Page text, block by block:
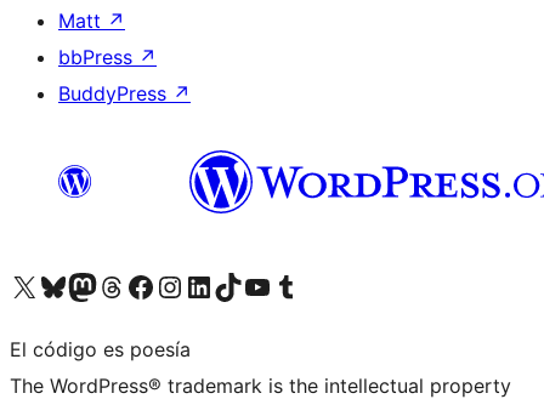
Matt ↗
bbPress ↗
BuddyPress ↗
Visita nuestra cuenta de X (anteriormente Twitter)
Visita nuestra cuenta de Bluesky
Visita nuestra cuenta de Mastodon
Visita nuestra cuenta de Threads
Visita nuestra página de Facebook
Visita nuestra cuenta de Instagram
Visita nuestra cuenta de LinkedIn
Visita nuestra cuenta de TikTok
Visita nuestro canal de YouTube
Visita nuestra cuenta de Tumblr
El código es poesía
The WordPress® trademark is the intellectual property